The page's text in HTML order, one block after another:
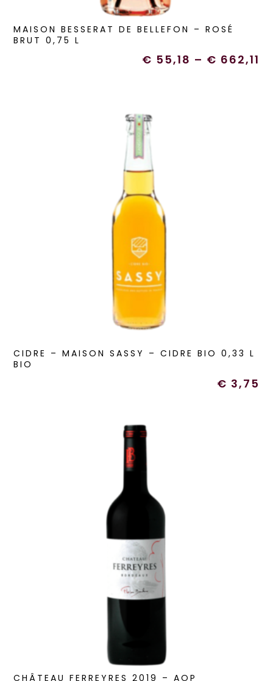
MAISON BESSERAT DE BELLEFON – ROSÉ
BRUT 0,75 L
€ 55,18 – € 662,11
CIDRE – MAISON SASSY – CIDRE BIO 0,33 L
BIO
€ 3,75
CHÂTEAU FERREYRES 2019 – AOP